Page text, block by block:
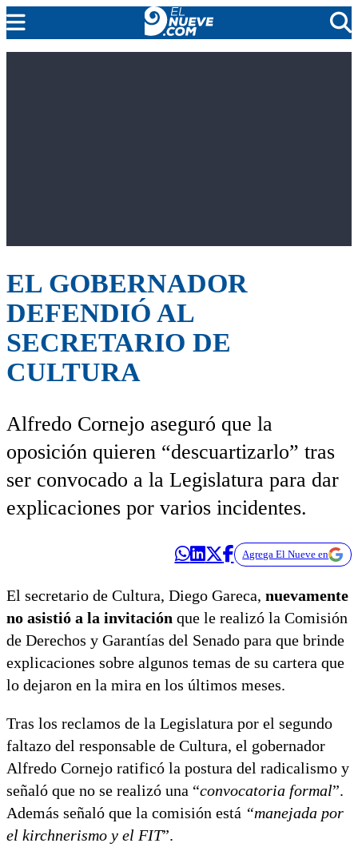
EL GOBERNADOR
DEFENDIÓ AL
SECRETARIO DE
CULTURA
Alfredo Cornejo aseguró que la
oposición quieren “descuartizarlo” tras
ser convocado a la Legislatura para dar
explicaciones por varios incidentes.
Agrega El Nueve en
El secretario de Cultura, Diego Gareca, nuevamente
no asistió a la invitación que le realizó la Comisión
de Derechos y Garantías del Senado para que brinde
explicaciones sobre algunos temas de su cartera que
lo dejaron en la mira en los últimos meses.
Tras los reclamos de la Legislatura por el segundo
faltazo del responsable de Cultura, el gobernador
Alfredo Cornejo ratificó la postura del radicalismo y
señaló que no se realizó una “convocatoria formal”.
Además señaló que la comisión está “manejada por
el kirchnerismo y el FIT”.